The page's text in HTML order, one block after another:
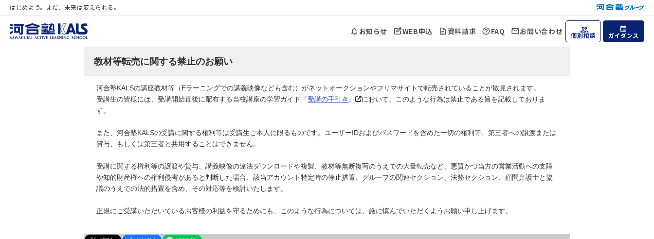
はじめよう。まだ、未来は変えられる。
お知らせ WEB申込 資料請求 FAQ お問い合わせ 個別相談 ガイダンス
教材等転売に関する禁止のお願い
河合塾KALSの講座教材等（Eラーニングでの講義映像なども含む）がネットオークションやフリマサイトで転売されていることが散見されます。
受講生の皆様には、受講開始直後に配布する当校講座の学習ガイド『受講の手引き 』
において、このような行為は禁止である旨を記載しておりま
す。
また、河合塾KALSの受講に関する権利等は受講生ご本人に限るものです。ユーザーIDおよびパスワードを含めた一切の権利等、第三者への譲渡または
貸与、もしくは第三者と共用することはできません。
受講に関する権利等の譲渡や貸与、講義映像の違法ダウンロードや複製、教材等無断複写のうえでの大量転売など、悪質かつ当方の営業活動への支障
や知的財産権への権利侵害があると判断した場合、該当アカウント特定時の停止措置、グループの関連セクション、法務セクション、顧問弁護士と協
議のうえでの法的措置を含め、その対応等を検討いたします。
正規にご受講いただいているお客様の利益を守るためにも、このような行為については、厳に慎んでいただくようお願い申し上げます。